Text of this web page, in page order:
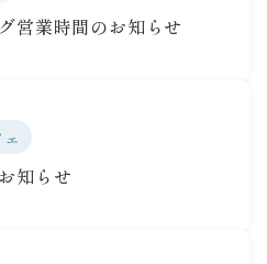
営業時間のお知らせ
知らせ